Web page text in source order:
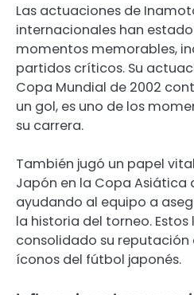
Las actuaciones de
internacionales han
momentos memorables,
partidos críticos. Su
Copa Mundial de 2002
un gol, es uno de los
su carrera.
También jugó un papel
Japón en la Copa Asiática
ayudando al equipo a
la historia del torneo. Estos
consolidado su reputación
íconos del fútbol japonés.